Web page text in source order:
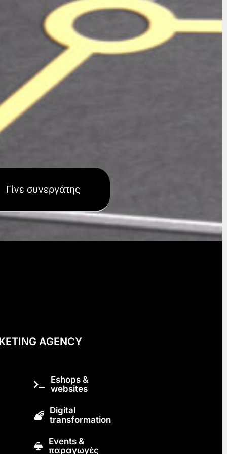
Γίνε συνεργάτης
AGENCY
Eshops &
websites
Digital
transformation
Εvents &
παραγωγές